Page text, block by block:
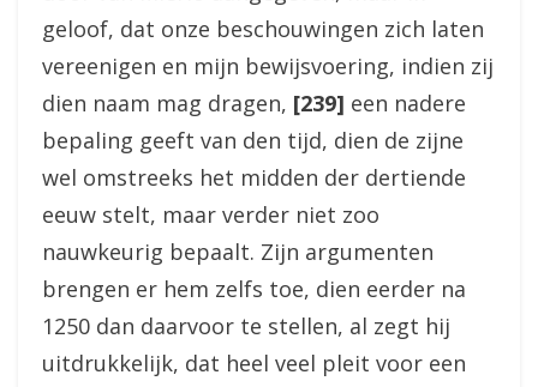
geloof, dat onze beschouwingen zich laten
vereenigen en mijn bewijsvoering, indien zij
dien naam mag dragen, [239] een nadere
bepaling geeft van den tijd, dien de zijne
wel omstreeks het midden der dertiende
eeuw stelt, maar verder niet zoo
nauwkeurig bepaalt. Zijn argumenten
brengen er hem zelfs toe, dien eerder na
1250 dan daarvoor te stellen, al zegt hij
uitdrukkelijk, dat heel veel pleit voor een